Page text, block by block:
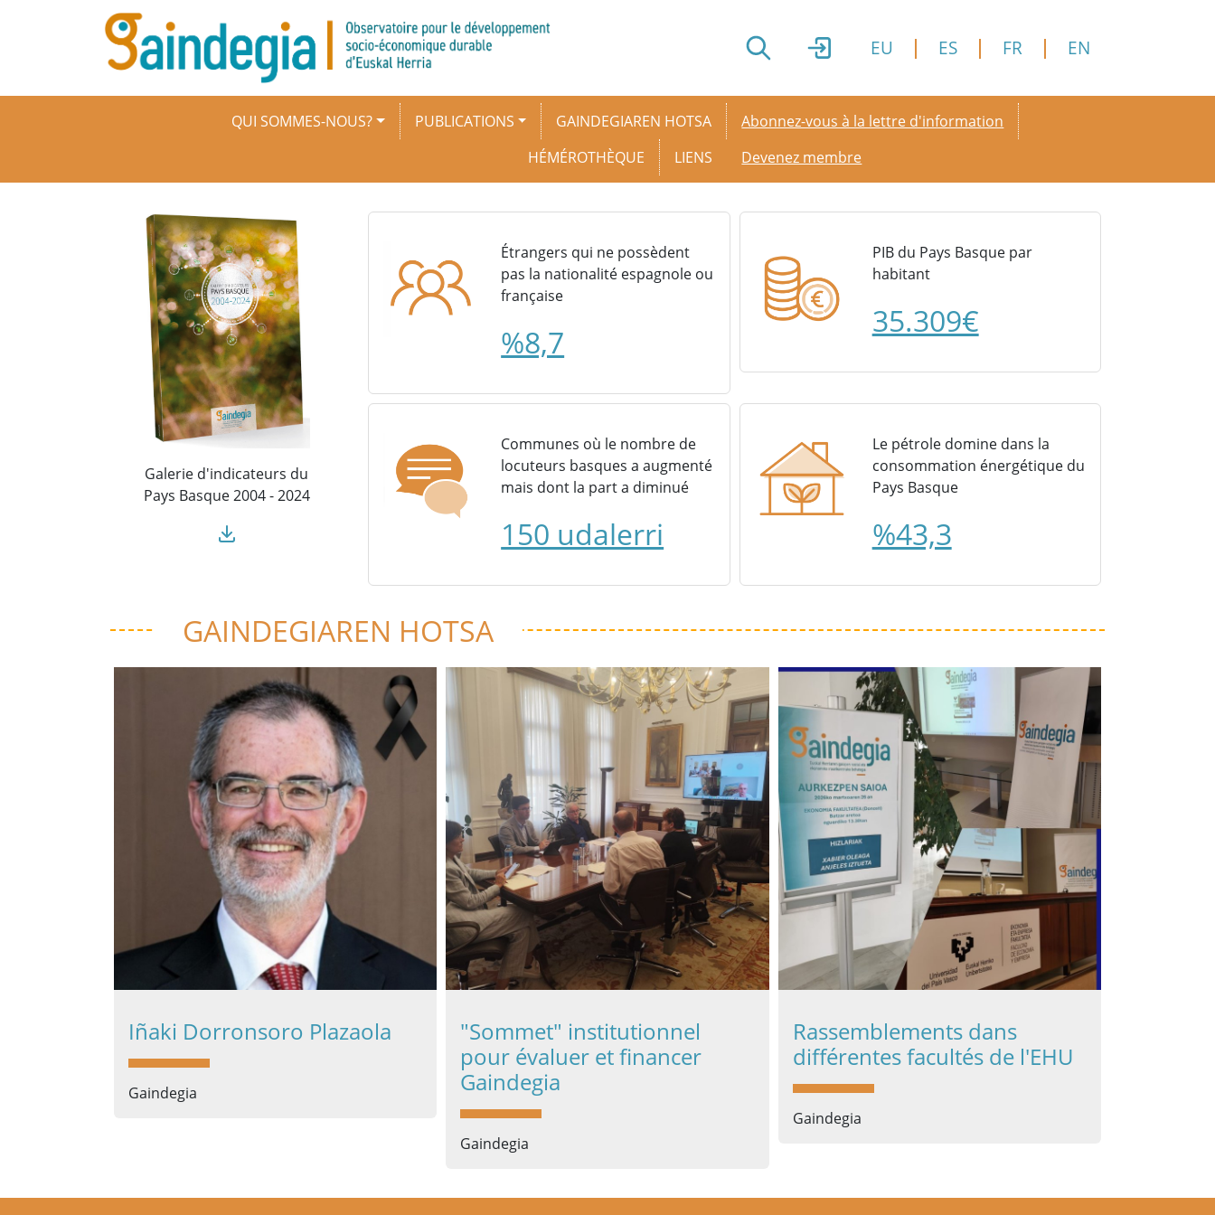
Aller au contenu principal
EU ES FR EN
Navigation principaleQUI SOMMES-NOUS? PUBLICATIONS
GAINDEGIAREN HOTSA
HÉMÉROTHÈQUE
LIENS
Secondary menu
Abonnez-vous à la lettre d'information
Devenez membre
Galerie d'indicateurs du
Pays Basque 2004 - 2024
Étrangers qui ne possèdent
pas la nationalité espagnole ou
française
%8,7
PIB du Pays Basque par
habitant
35.309€
Communes où le nombre de
locuteurs basques a augmenté
mais dont la part a diminué
150 udalerri
Le pétrole domine dans la
consommation énergétique du
Pays Basque
%43,3
GAINDEGIAREN HOTSA
Iñaki Dorronsoro Plazaola
Gaindegia
"Sommet" institutionnel
pour évaluer et financer
Gaindegia
Gaindegia
Rassemblements dans
différentes facultés de l'EHU
Gaindegia